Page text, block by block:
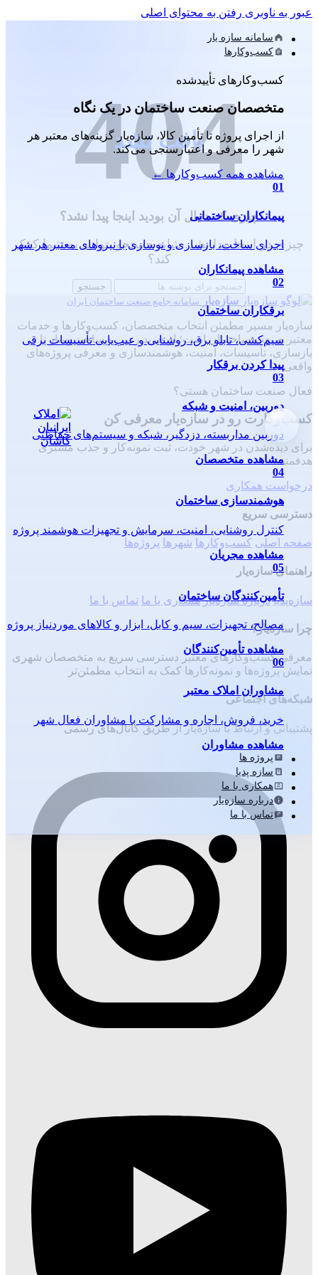
عبور به ناوبری رفتن به محتوای اصلی
سامانه سازه یار
کسب‌وکارها
کسب‌وکارهای تأییدشده
متخصصان صنعت ساختمان در یک نگاه
از اجرای پروژه تا تأمین کالا، سازه‌یار گزینه‌های معتبر هر
شهر را معرفی و اعتبارسنجی می‌کند.
مشاهده همه کسب‌وکارها←
01
پیمانکاران ساختمانی
اجرای ساخت، بازسازی و نوسازی با نیروهای معتبر هر شهر
مشاهده پیمانکاران
02
برقکاران ساختمان
سیم‌کشی، تابلو برق، روشنایی و عیب‌یابی تأسیسات برقی
پیدا کردن برقکار
03
دوربین، امنیت و شبکه
دوربین مداربسته، دزدگیر، شبکه و سیستم‌های حفاظتی
مشاهده متخصصان
04
هوشمندسازی ساختمان
کنترل روشنایی، امنیت، سرمایش و تجهیزات هوشمند پروژه
مشاهده مجریان
05
تأمین‌کنندگان ساختمان
مصالح، تجهیزات، سیم و کابل، ابزار و کالاهای موردنیاز پروژه
مشاهده تأمین‌کنندگان
06
مشاوران املاک معتبر
خرید، فروش، اجاره و مشارکت با مشاوران فعال شهر
مشاهده مشاوران
پروژه ها
سازه پدیا
همکاری با ما
درباره سازه‌یار
تماس با ما
یافت نشد
چیزی که دنبال آن بودید اینجا پیدا نشد؟
چیزی در اینجا پیدا نشد. شاید جستجو بتوانید به شما کمک
کند؟
جستجو
سازه‌یار سامانه جامع صنعت ساختمان ایران
سازه‌یار مسیر مطمئن انتخاب متخصصان، کسب‌وکارها و خدمات
معتبر صنعت ساختمان است؛ از خرید زمین و ساخت‌وساز تا
بازسازی، تأسیسات، امنیت، هوشمندسازی و معرفی پروژه‌های
واقعی.
فعال صنعت ساختمان هستی؟
کسب‌وکارت رو در سازه‌یار معرفی کن
برای دیده‌شدن در شهر خودت، ثبت نمونه‌کار و جذب مشتری
هدفمند.
درخواست همکاری
دسترسی سریع
صفحه اصلی کسب‌وکارها شهرها پروژه‌ها
راهنمای سازه‌یار
سازه‌پدیا درباره سازه‌یار همکاری با ما تماس با ما
چرا سازه‌یار؟
معرفی کسب‌وکارهای معتبر دسترسی سریع به متخصصان شهری
نمایش پروژه‌ها و نمونه‌کارها کمک به انتخاب مطمئن‌تر
شبکه‌های اجتماعی
پشتیبانی و ارتباط با سازه‌یار از طریق کانال‌های رسمی